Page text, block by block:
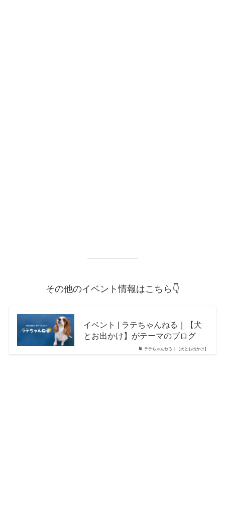
その他のイベント情報はこちら👇
ラテちゃんねる｜【犬とお出かけ】...
イベント | ラテちゃんねる｜【犬
とお出かけ】がテーマのブログ